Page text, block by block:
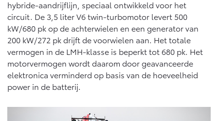
bZ4X
BATTERIJ-ELEKTRISCH
Vanaf € 39.995,-
bZ4X Touring
BATTERIJ-ELEKTRISCH
Vanaf € 48.995,-
Connected check
Navigatie updates
hybride-aandrijflijn, speciaal ontwikkeld voor het
circuit. De 3,5 liter V6 twin-turbomotor levert 500
kW/680 pk op de achterwielen en een generator van
200 kW/272 pk drijft de voorwielen aan. Het totale
vermogen in de LMH-klasse is beperkt tot 680 pk. Het
motorvermogen wordt daarom door geavanceerde
elektronica verminderd op basis van de hoeveelheid
power in de batterij.